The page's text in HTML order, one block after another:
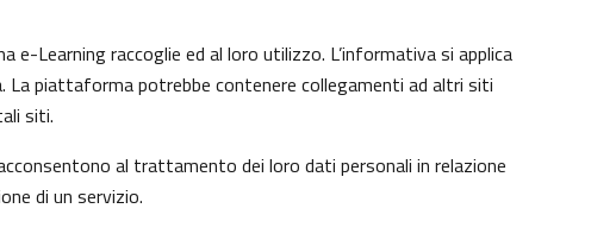
Learning raccoglie ed al loro utilizzo. L’informativa si applica
piattaforma potrebbe contenere collegamenti ad altri siti
siti.
al trattamento dei loro dati personali in relazione
di un servizio.